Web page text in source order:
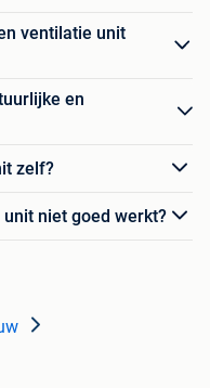
ventilatie unit
en
zelf?
niet goed werkt?